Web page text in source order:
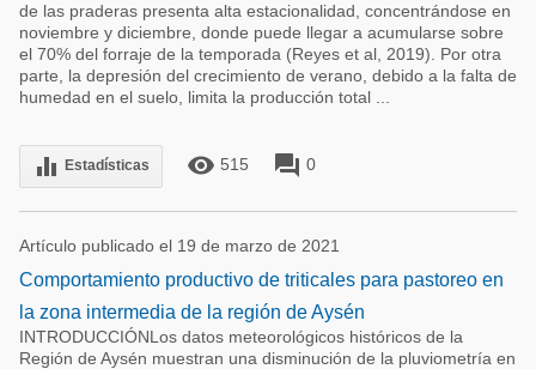
de las praderas presenta alta estacionalidad, concentrándose en
noviembre y diciembre, donde puede llegar a acumularse sobre
el 70% del forraje de la temporada (Reyes et al, 2019). Por otra
parte, la depresión del crecimiento de verano, debido a la falta de
humedad en el suelo, limita la producción total ...
equalizer Estadísticas remove_red_eye 515 forum 0
Artículo publicado el 19 de marzo de 2021
Comportamiento productivo de triticales para pastoreo en
la zona intermedia de la región de Aysén
INTRODUCCIÓNLos datos meteorológicos históricos de la
Región de Aysén muestran una disminución de la pluviometría en